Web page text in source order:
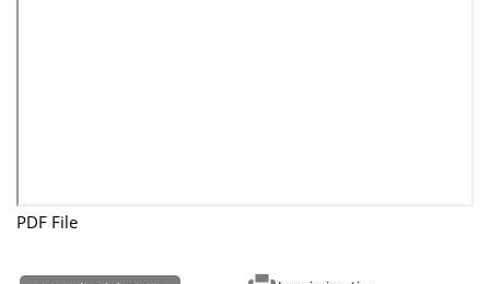
PDF File